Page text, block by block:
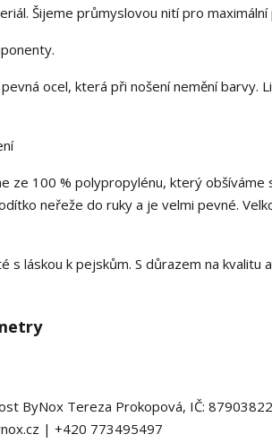
Šijeme průmyslovou nití pro
ocel, která při nošení nemění barvy.
ze 100 % polypropylénu, který
neřeže do ruky a je velmi pevné.
s láskou k pejskům. S důrazem na
ByNox Tereza Prokopová, IČ:
| +420 773495497